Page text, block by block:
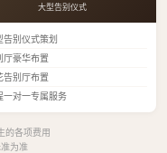
大型告别仪式
告别仪式策划
厅豪华布置
告别厅布置
一对一专属服务
的各项费用
为准